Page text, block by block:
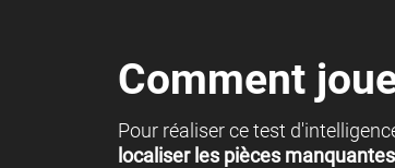
Comment
Pour réaliser ce test
localiser les pièces manquantes